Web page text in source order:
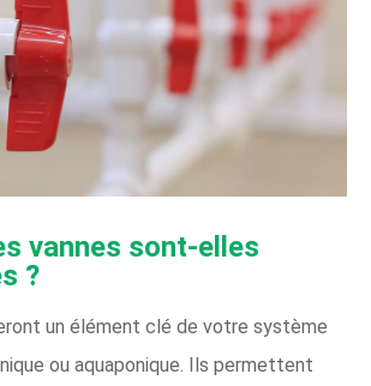
vannes sont-elles
?
un élément clé de votre système
ou aquaponique. Ils permettent